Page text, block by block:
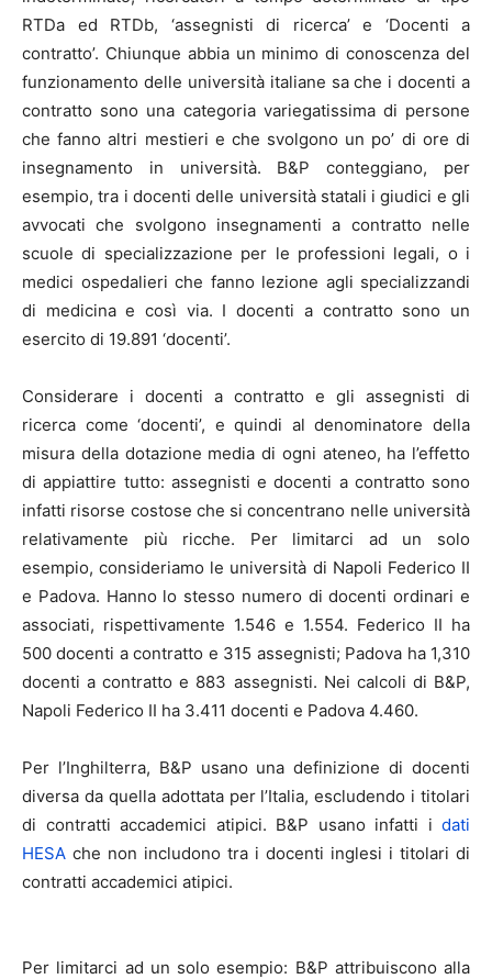
RTDa ed RTDb, ‘assegnisti di ricerca’ e ‘Docenti a
contratto’. Chiunque abbia un minimo di conoscenza del
funzionamento delle università italiane sa che i docenti a
contratto sono una categoria variegatissima di persone
che fanno altri mestieri e che svolgono un po’ di ore di
insegnamento in università. B&P conteggiano, per
esempio, tra i docenti delle università statali i giudici e gli
avvocati che svolgono insegnamenti a contratto nelle
scuole di specializzazione per le professioni legali, o i
medici ospedalieri che fanno lezione agli specializzandi
di medicina e così via. I docenti a contratto sono un
esercito di 19.891 ‘docenti’.
Considerare i docenti a contratto e gli assegnisti di
ricerca come ‘docenti’, e quindi al denominatore della
misura della dotazione media di ogni ateneo, ha l’effetto
di appiattire tutto: assegnisti e docenti a contratto sono
infatti risorse costose che si concentrano nelle università
relativamente più ricche. Per limitarci ad un solo
esempio, consideriamo le università di Napoli Federico II
e Padova. Hanno lo stesso numero di docenti ordinari e
associati, rispettivamente 1.546 e 1.554. Federico II ha
500 docenti a contratto e 315 assegnisti; Padova ha 1,310
docenti a contratto e 883 assegnisti. Nei calcoli di B&P,
Napoli Federico II ha 3.411 docenti e Padova 4.460.
Per l’Inghilterra, B&P usano una definizione di docenti
diversa da quella adottata per l’Italia, escludendo i titolari
di contratti accademici atipici. B&P usano infatti i dati
HESA che non includono tra i docenti inglesi i titolari di
contratti accademici atipici.
Per limitarci ad un solo esempio: B&P attribuiscono alla